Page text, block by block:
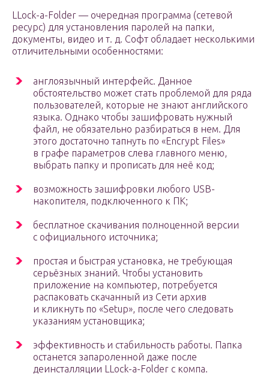
LLock-a-Folder — очередная программа (сетевой
ресурс) для установления паролей на папки,
документы, видео и т. д. Софт обладает несколькими
отличительными особенностями:
англоязычный интерфейс. Данное
обстоятельство может стать проблемой для ряда
пользователей, которые не знают английского
языка. Однако чтобы зашифровать нужный
файл, не обязательно разбираться в нем. Для
этого достаточно тапнуть по «Encrypt Files»
в графе параметров слева главного меню,
выбрать папку и прописать для неё код;
возможность зашифровки любого USB-
накопителя, подключенного к ПК;
бесплатное скачивания полноценной версии
с официального источника;
простая и быстрая установка, не требующая
серьёзных знаний. Чтобы установить
приложение на компьютер, потребуется
распаковать скачанный из Сети архив
и кликнуть по «Setup», после чего следовать
указаниям установщика;
эффективность и стабильность работы. Папка
останется запароленной даже после
деинсталляции LLock-a-Folder с компа.